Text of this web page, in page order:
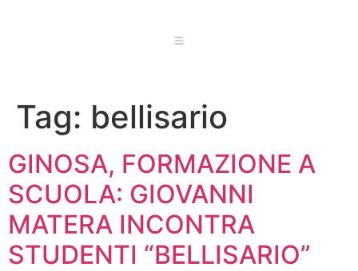
Tag: bellisario
GINOSA, FORMAZIONE A
SCUOLA: GIOVANNI
MATERA INCONTRA
STUDENTI “BELLISARIO”